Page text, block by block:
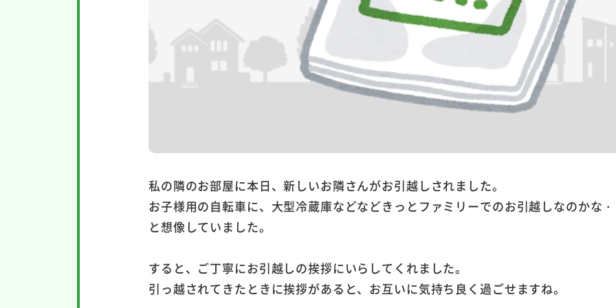
私の隣のお部屋に本日、新しいお隣さんがお引越しされました。
お子様用の自転車に、大型冷蔵庫などなどきっとファミリーでのお引越しなのかな
と想像していました。
すると、ご丁寧にお引越しの挨拶にいらしてくれました。
引っ越されてきたときに挨拶があると、お互いに気持ち良く過ごせますね。